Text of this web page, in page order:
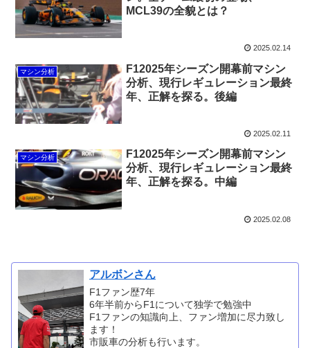
MCL39の全貌とは？
2025.02.14
マシン分析
F12025年シーズン開幕前マシン
分析、現行レギュレーション最終
年、正解を探る。後編
2025.02.11
マシン分析
F12025年シーズン開幕前マシン
分析、現行レギュレーション最終
年、正解を探る。中編
2025.02.08
アルボンさん
F1ファン歴7年
6年半前からF1について独学で勉強中
F1ファンの知識向上、ファン増加に尽力致し
ます！
市販車の分析も行います。